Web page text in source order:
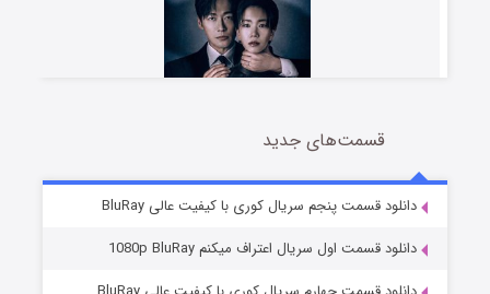
قسمت8 (زیرنویس) منتشر شد
قسمت‌های جدید
دانلود قسمت پنجم سریال کوری با کیفیت عالی BluRay
دانلود قسمت اول سریال اعتراف میکنم 1080p BluRay